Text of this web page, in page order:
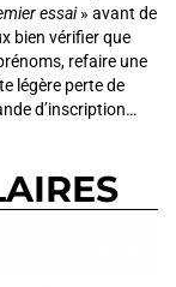
essai» avant de
bien vérifier que
refaire une
légère perte de
d’inscription…